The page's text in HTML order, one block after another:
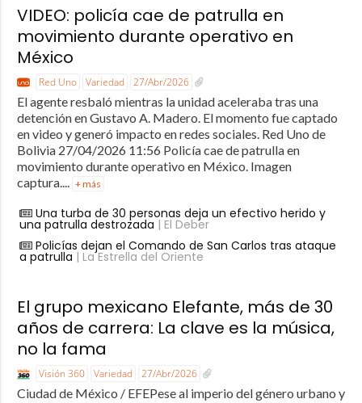
VIDEO: policía cae de patrulla en
movimiento durante operativo en
México
Red Uno Variedad 27/Abr/2026
El agente resbaló mientras la unidad aceleraba tras una
detención en Gustavo A. Madero. El momento fue captado
en video y generó impacto en redes sociales. Red Uno de
Bolivia 27/04/2026 11:56 Policía cae de patrulla en
movimiento durante operativo en México. Imagen
captura.... + más
Una turba de 30 personas deja un efectivo herido y
una patrulla destrozada | El Deber
Policías dejan el Comando de San Carlos tras ataque
a patrulla | La Estrella del Oriente
El grupo mexicano Elefante, más de 30
años de carrera: La clave es la música,
no la fama
Visión 360 Variedad 27/Abr/2026
Ciudad de México / EFEPese al imperio del género urbano y